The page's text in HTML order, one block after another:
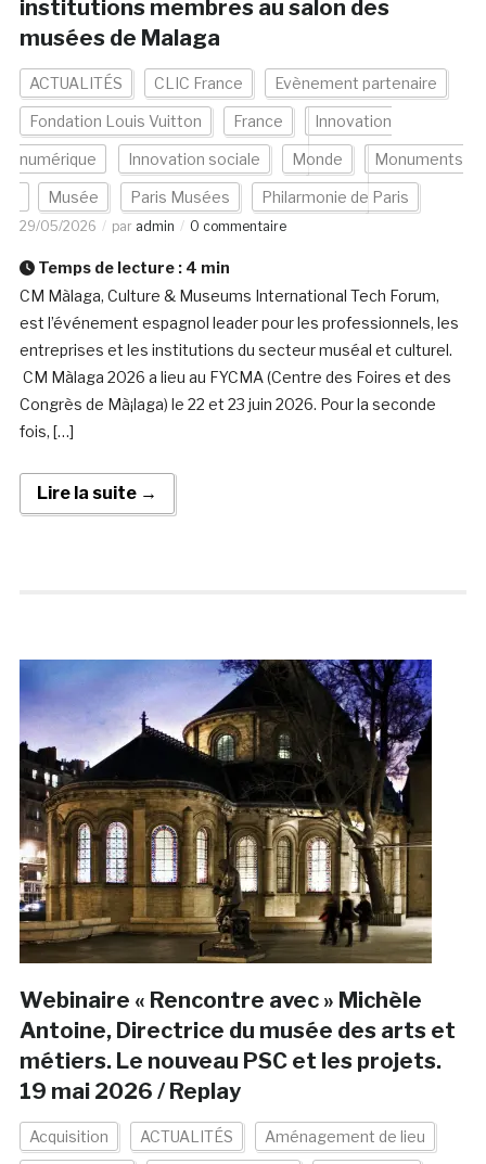
institutions membres au salon des
musées de Malaga
ACTUALITÉS CLIC France Evènement partenaire
Fondation Louis Vuitton France Innovation
numérique Innovation sociale Monde Monuments
Musée Paris Musées Philarmonie de Paris
29/05/2026 par admin 0 commentaire
Temps de lecture : 4 min
CM Màlaga, Culture & Museums International Tech Forum,
est l’événement espagnol leader pour les professionnels, les
entreprises et les institutions du secteur muséal et culturel.
CM Màlaga 2026 a lieu au FYCMA (Centre des Foires et des
Congrès de Mà¡laga) le 22 et 23 juin 2026. Pour la seconde
fois, […]
Lire la suite →
Webinaire « Rencontre avec » Michèle
Antoine, Directrice du musée des arts et
métiers. Le nouveau PSC et les projets.
19 mai 2026 / Replay
Acquisition ACTUALITÉS Aménagement de lieu